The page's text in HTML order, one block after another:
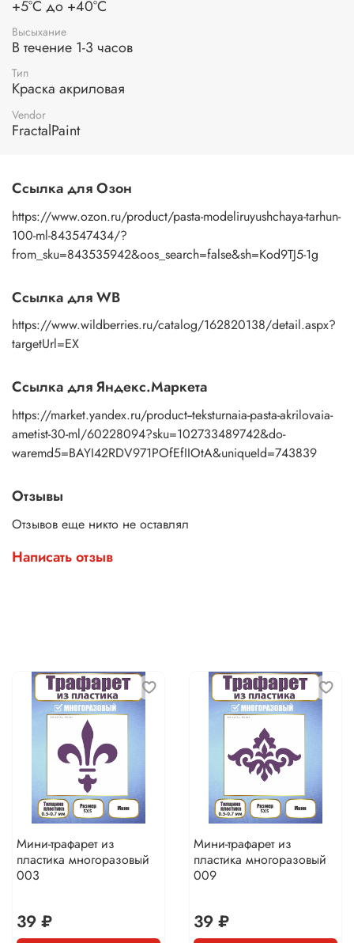
+5°С до +40°С
Высыхание
В течение 1-3 часов
Тип
Краска акриловая
Vendor
FractalPaint
Ссылка для Озон
https://www.ozon.ru/product/pasta-modeliruyushchaya-tarhun-
100-ml-843547434/?
from_sku=843535942&oos_search=false&sh=Kod9TJ5-1g
Ссылка для WB
https://www.wildberries.ru/catalog/162820138/detail.aspx?
targetUrl=EX
Ссылка для Яндекс.Маркета
https://market.yandex.ru/product--teksturnaia-pasta-akrilovaia-
ametist-30-ml/60228094?sku=102733489742&do-
waremd5=BAYI42RDV971POfEfIIOtA&uniqueId=743839
Отзывы
Отзывов еще никто не оставлял
Написать отзыв
Мини-трафарет из
пластика многоразовый
003
39 ₽
Мини-трафарет из
пластика многоразовый
009
39 ₽